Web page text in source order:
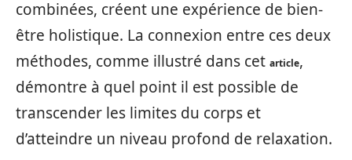
combinées, créent une expérience de bien-
être holistique. La connexion entre ces deux
méthodes, comme illustré dans cet article,
démontre à quel point il est possible de
transcender les limites du corps et
d’atteindre un niveau profond de relaxation.